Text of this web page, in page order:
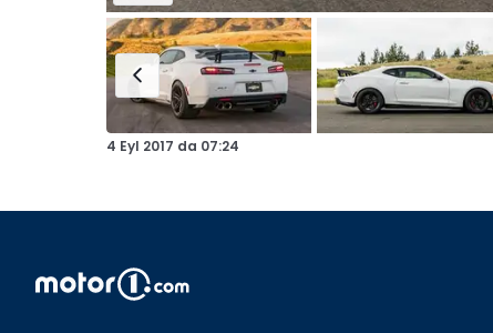
4 Eyl 2017 da 07:24